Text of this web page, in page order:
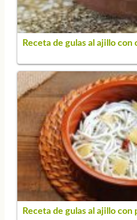
Receta de gulas al ajillo con
Receta de gulas al ajillo con